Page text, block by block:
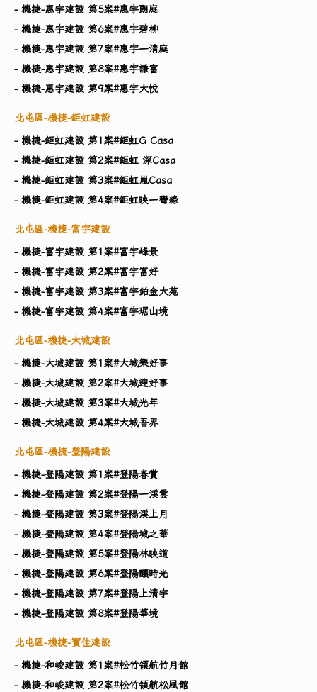
- 機捷-惠宇建設 第5案#惠宇朗庭
- 機捷-惠宇建設 第6案#惠宇碧柳
- 機捷-惠宇建設 第7案#惠宇一清庭
- 機捷-惠宇建設 第8案#惠宇謙富
- 機捷-惠宇建設 第9案#惠宇大悅
北屯區-機捷-鉅虹建設
- 機捷-鉅虹建設 第1案#鉅虹G Casa
- 機捷-鉅虹建設 第2案#鉅虹 深Casa
- 機捷-鉅虹建設 第3案#鉅虹嵐Casa
- 機捷-鉅虹建設 第4案#鉅虹映一彎綠
北屯區-機捷-富宇建設
- 機捷-富宇建設 第1案#富宇峰景
- 機捷-富宇建設 第2案#富宇富好
- 機捷-富宇建設 第3案#富宇鉑金大苑
- 機捷-富宇建設 第4案#富宇琚山境
北屯區-機捷-大城建設
- 機捷-大城建設 第1案#大城樂好事
- 機捷-大城建設 第2案#大城迎好事
- 機捷-大城建設 第3案#大城光年
- 機捷-大城建設 第4案#大城吾界
北屯區-機捷-登陽建設
- 機捷-登陽建設 第1案#登陽春賞
- 機捷-登陽建設 第2案#登陽一溪雲
- 機捷-登陽建設 第3案#登陽溪上月
- 機捷-登陽建設 第4案#登陽城之華
- 機捷-登陽建設 第5案#登陽林映道
- 機捷-登陽建設 第6案#登陽釀時光
- 機捷-登陽建設 第7案#登陽上清宇
- 機捷-登陽建設 第8案#登陽華境
北屯區-機捷-寶佳建設
- 機捷-和峻建設 第1案#松竹領航竹月館
- 機捷-和峻建設 第2案#松竹領航松風館